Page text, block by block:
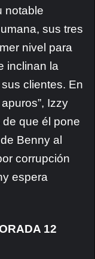
notable
sus tres
nivel para
inclinan la
clientes. En
Izzy
que él pone
Benny al
corrupción
espera
12